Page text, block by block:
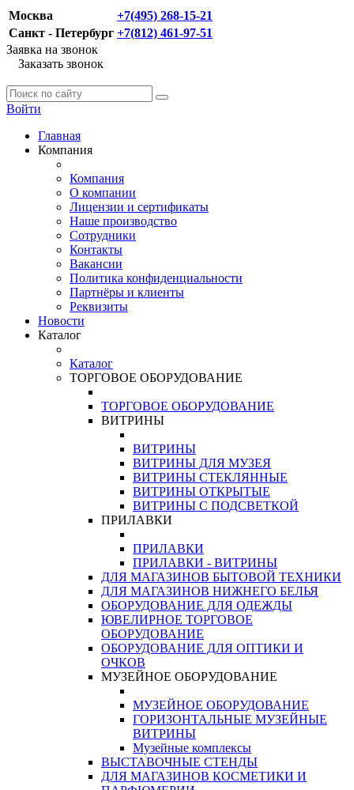
Москва
+7(495) 268-15-21
Санкт - Петербург +7(812) 461-97-51
Заявка на звонок
Заказать звонок
Войти
Главная
Компания
Компания
О компании
Лицензии и сертификаты
Наше производство
Сотрудники
Контакты
Вакансии
Политика конфиденциальности
Партнёры и клиенты
Реквизиты
Новости
Каталог
Каталог
ТОРГОВОЕ ОБОРУДОВАНИЕ
ТОРГОВОЕ ОБОРУДОВАНИЕ
ВИТРИНЫ
ВИТРИНЫ
ВИТРИНЫ ДЛЯ МУЗЕЯ
ВИТРИНЫ СТЕКЛЯННЫЕ
ВИТРИНЫ ОТКРЫТЫЕ
ВИТРИНЫ С ПОДСВЕТКОЙ
ПРИЛАВКИ
ПРИЛАВКИ
ПРИЛАВКИ - ВИТРИНЫ
ДЛЯ МАГАЗИНОВ БЫТОВОЙ ТЕХНИКИ
ДЛЯ МАГАЗИНОВ НИЖНЕГО БЕЛЬЯ
ОБОРУДОВАНИЕ ДЛЯ ОДЕЖДЫ
ЮВЕЛИРНОЕ ТОРГОВОЕ
ОБОРУДОВАНИЕ
ОБОРУДОВАНИЕ ДЛЯ ОПТИКИ И
ОЧКОВ
МУЗЕЙНОЕ ОБОРУДОВАНИЕ
МУЗЕЙНОЕ ОБОРУДОВАНИЕ
ГОРИЗОНТАЛЬНЫЕ МУЗЕЙНЫЕ
ВИТРИНЫ
Музейные комплексы
ВЫСТАВОЧНЫЕ СТЕНДЫ
ДЛЯ МАГАЗИНОВ КОСМЕТИКИ И